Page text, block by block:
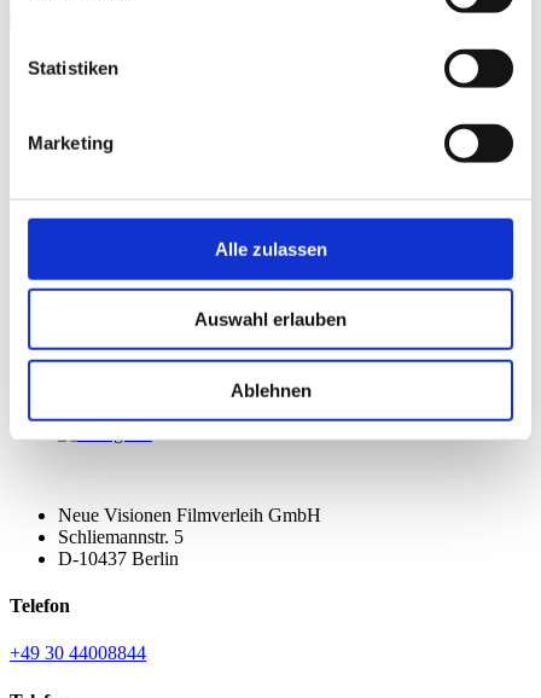
Statistiken
Marketing
Alle zulassen
Auswahl erlauben
Ablehnen
Galerie
FOLGE UNS
Neue Visionen Filmverleih GmbH
Schliemannstr. 5
D-10437 Berlin
Telefon
+49 30 44008844